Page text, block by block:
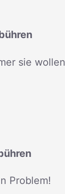
sie
Problem!